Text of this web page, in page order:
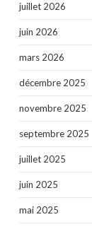
juillet 2026
juin 2026
mars 2026
décembre 2025
novembre 2025
septembre 2025
juillet 2025
juin 2025
mai 2025